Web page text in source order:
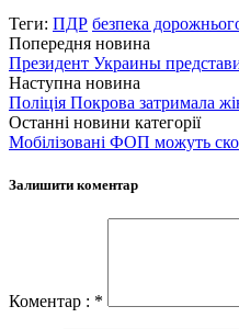
Теги: ПДР безпека
Попередня новина
Президент Украины
Наступна новина
Поліція Покрова затримала
Останні новини категорії
Мобілізовані ФОП можуть
Залишити коментар
Коментар : *